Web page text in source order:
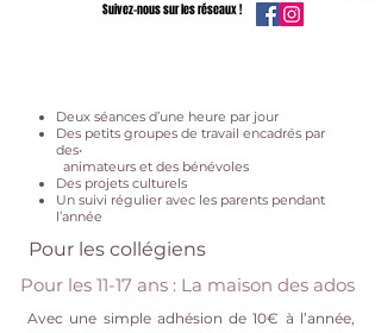
Suivez-nous sur les réseaux !
Deux séances d’une heure par jour
Des petits groupes de travail encadrés par
des•
animateurs et des bénévoles
Des projets culturels
Un suivi régulier avec les parents pendant
l’année
Pour les collégiens
Pour les 11-17 ans : La maison des ados
Avec une simple adhésion de 10€ à l’année,